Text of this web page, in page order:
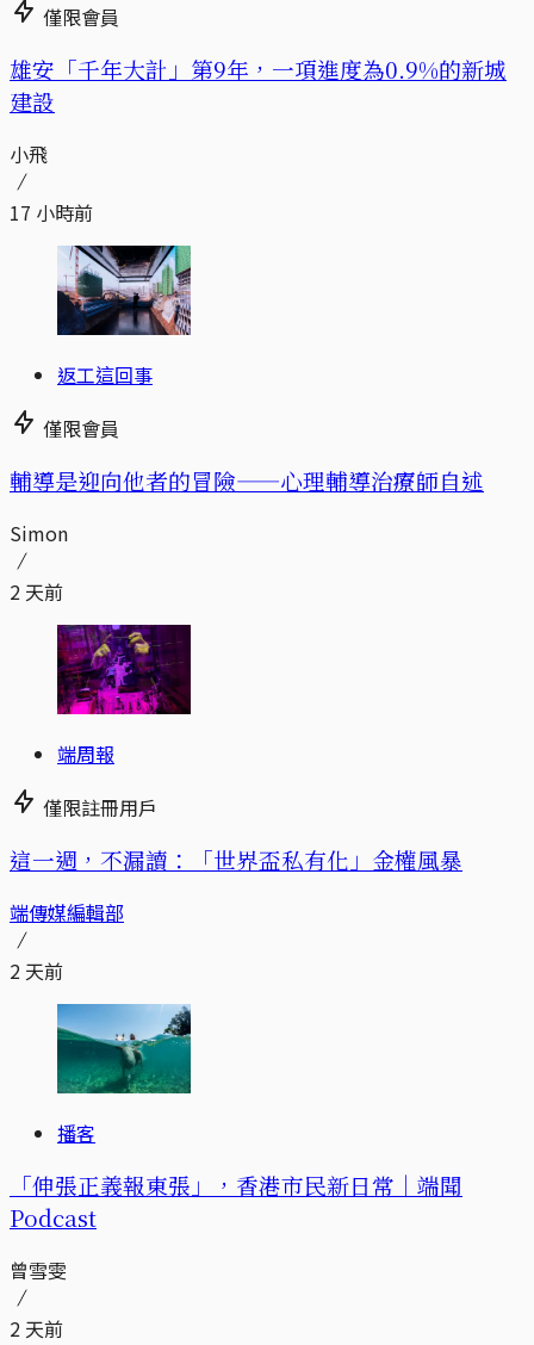
僅限會員
​​雄安「千年大計」第9年，一項進度為0.9%的新城
建設
小飛
17 小時前
返工這回事
僅限會員
輔導是迎向他者的冒險——心理輔導治療師自述
Simon
2 天前
端周報
僅限註冊用戶
這一週，不漏讀：「世界盃私有化」金權風暴
端傳媒編輯部
2 天前
播客
「伸張正義報東張」，香港市民新日常｜端聞
Podcast
曾雪雯
2 天前